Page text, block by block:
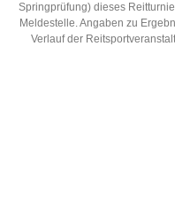
Springprüfung) dieses
Meldestelle. Angaben zu
Verlauf der